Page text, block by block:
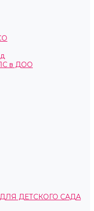
в ДОО
ДЕТСКОГО САДА